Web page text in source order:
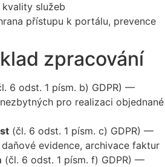
služeb
přístupu k portálu, prevence
zpracování
6 odst. 1 písm. b) GDPR) —
pro realizaci objednané
(čl. 6 odst. 1 písm. c) GDPR) —
evidence, archivace faktur
(čl. 6 odst. 1 písm. f) GDPR) —